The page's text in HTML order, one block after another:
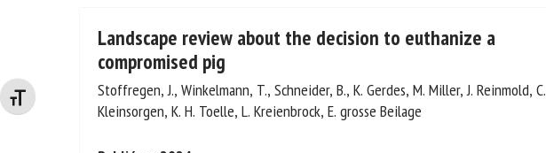
Changer la taille de la police
Landscape review about the decision to euthanize a
compromised pig
Stoffregen, J., Winkelmann, T., Schneider, B., K. Gerdes, M. Miller, J. Reinmold, C.
Kleinsorgen, K. H. Toelle, L. Kreienbrock, E. grosse Beilage